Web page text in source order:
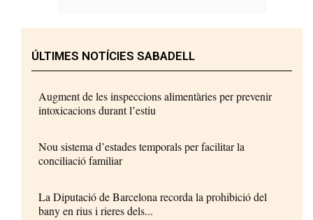
ÚLTIMES NOTÍCIES SABADELL
Augment de les inspeccions alimentàries per prevenir
intoxicacions durant l’estiu
Nou sistema d’estades temporals per facilitar la
conciliació familiar
La Diputació de Barcelona recorda la prohibició del
bany en rius i rieres dels...